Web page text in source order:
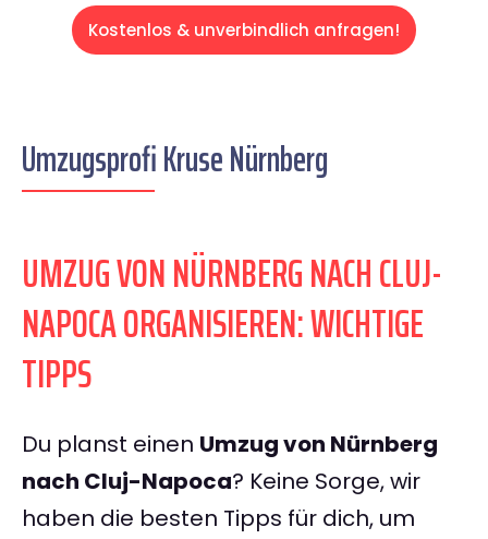
Kostenlos & unverbindlich anfragen!
Umzugsprofi Kruse Nürnberg
UMZUG VON NÜRNBERG NACH CLUJ-
NAPOCA ORGANISIEREN: WICHTIGE
TIPPS
Du planst einen Umzug von Nürnberg
nach Cluj-Napoca? Keine Sorge, wir
haben die besten Tipps für dich, um